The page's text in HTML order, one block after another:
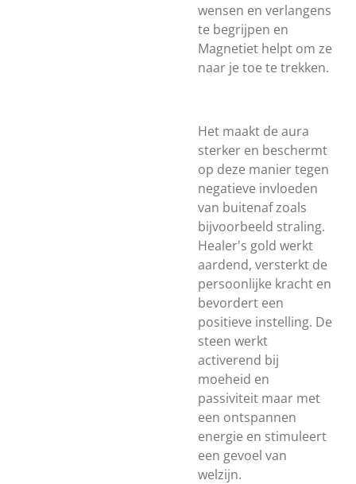
wensen en verlangens
te begrijpen en
Magnetiet helpt om ze
naar je toe te trekken.
Het maakt de aura
sterker en beschermt
op deze manier tegen
negatieve invloeden
van buitenaf zoals
bijvoorbeeld straling.
Healer's gold werkt
aardend, versterkt de
persoonlijke kracht en
bevordert een
positieve instelling. De
steen werkt
activerend bij
moeheid en
passiviteit maar met
een ontspannen
energie en stimuleert
een gevoel van
welzijn.